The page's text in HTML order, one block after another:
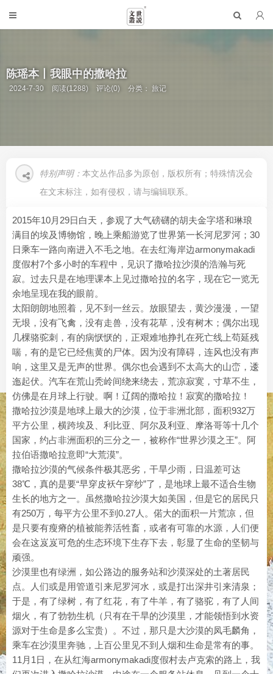
陈瑶本丨我眼中的撒哈拉
2024-7-30 阅读(1288) 评论(0) 分类：旅记
特别声明： 本文丛作品多为原创，版权所有；特殊情况会
在文末标注，如有侵权，请与编辑联系。
2015年10月29日白天，参观了大气磅礴的胡夫金字塔和琳琅
满目的埃及博物馆，晚上乘船游览了世界第一长河尼罗河；30
日乘车一路向南进入不毛之地。在去红海岸边armonymakadi
度假村7个多小时的车程中，见识了撒哈拉沙漠的浩瀚与死
寂。过去只是在地理课本上见过撒哈拉的名字，现在它一览无
余地呈现在我的眼前。
太阳朗朗地照着，见不到一丝云。放眼望去，黄沙漫漫，一望
无垠，没有飞禽，没有走兽，没有花草，没有树木；偶尔出现
几棵骆驼刺，有的病恹恹的，正艰难地挣扎在死亡线上苟延残
喘，有的是它已经焦黄的尸体。因为没有障碍，连风也没有声
响，这里又是无声的世界。偶尔也会遇到不太高大的山峦，逶
迤起伏。汽车在荒山秃岭间绕来绕去，荒凉寂寞，寸草不生，
仿佛是在月球上行驶。啊！辽阔的撒哈拉！寂寞的撒哈拉！
撒哈拉沙漠是地球上最大的沙漠，位于非洲北部，面积932万
平方公里，横跨埃及、利比亚、阿尔及利亚、摩洛哥等十几个
国家，约占非洲面积的三分之一，被称作“世界沙漠之王”。阿
拉伯语撒哈拉意即“大荒漠”。
撒哈拉沙漠的气候条件极其恶劣，干旱少雨，日温差可达
38℃，真的是要“早穿皮袄午穿纱”了，是地球上最不适合生物
生长的地方之一。虽然撒哈拉沙漠大如美国，但是它的居民只
有250万，每平方公里不到0.27人。偌大的面积一片荒凉，但
是只要有瘦瘠的植被能养活牲畜，或者有可靠的水源，人们便
会在这岌岌可危的生态环境下生存下去，彰显了生命的坚韧与
顽强。
沙漠里也有绿洲，如公路边的服务站和沙漠深处的土著居民
点。人们或是用管道引来尼罗河水，或是打出深井引来清泉；
于是，有了绿树，有了红花，有了牛羊，有了骆驼，有了人间
烟火，有了勃勃生机（只有在干旱的沙漠里，才能领悟到水资
源对于生命是多么宝贵）。不过，那只是大沙漠的凤毛麟角，
乘车在沙漠里奔驰，上百公里见不到人烟和生命是常有的事。
11月1日，在从红海armonymakadi度假村去卢克索的路上，我